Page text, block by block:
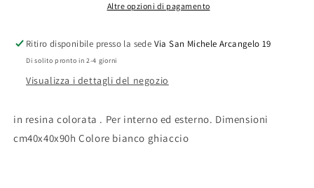
Altre opzioni di pagamento
Ritiro disponibile presso la sede Via San Michele Arcangelo 19
Di solito pronto in 2-4 giorni
Visualizza i dettagli del negozio
in resina colorata . Per interno ed esterno. Dimensioni
cm40x40x90h Colore bianco ghiaccio